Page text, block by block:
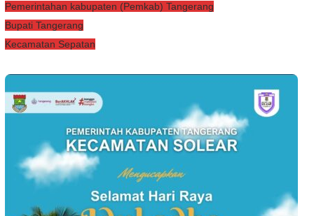
Pemerintahan kabupaten (Pemkab) Tangerang
Bupati Tangerang
Kecamatan Sepatan